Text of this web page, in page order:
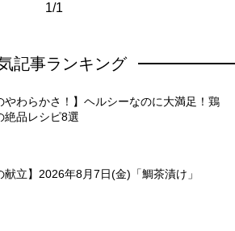
1/1
記事ランキング
やわらかさ！】ヘルシーなのに大満足！鶏
絶品レシピ8選
献立】2026年8月7日(金)「鯛茶漬け」